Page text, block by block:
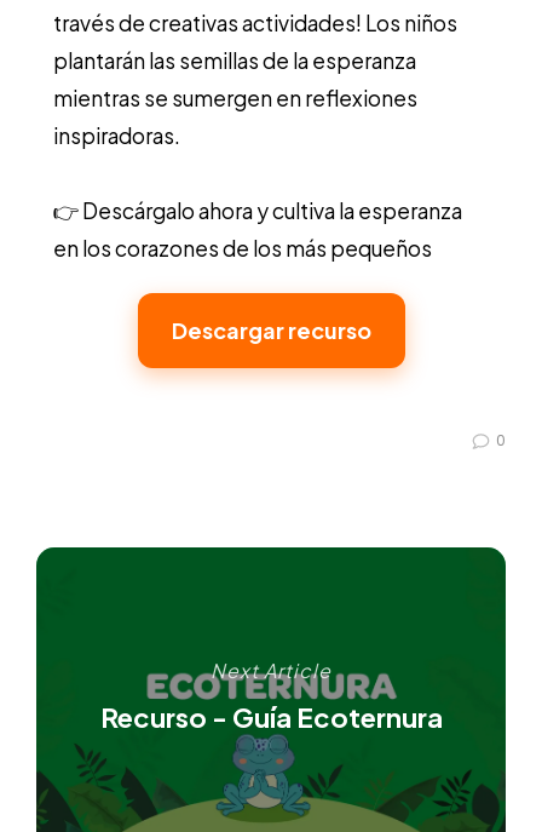
través de creativas actividades! Los niños
plantarán las semillas de la esperanza
mientras se sumergen en reflexiones
inspiradoras.
👉 Descárgalo ahora y cultiva la esperanza
en los corazones de los más pequeños
Descargar recurso
0
Next Article
Recurso - Guía Ecoternura